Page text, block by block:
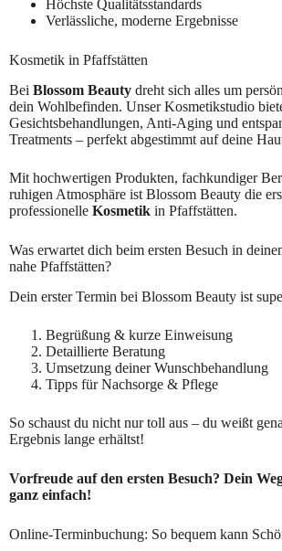
Höchste Qualitätsstandards
Verlässliche, moderne Ergebnisse
Kosmetik in Pfaffstätten
Bei Blossom Beauty dreht sich alles um
dein Wohlbefinden. Unser Kosmetikstudio
Gesichtsbehandlungen, Anti-Aging und
Treatments – perfekt abgestimmt auf deine
Mit hochwertigen Produkten, fachkundiger
ruhigen Atmosphäre ist Blossom Beauty die
professionelle Kosmetik in Pfaffstätten.
Was erwartet dich beim ersten Besuch in
nahe Pfaffstätten?
Dein erster Termin bei Blossom Beauty ist
Begrüßung & kurze Einweisung
Detaillierte Beratung
Umsetzung deiner Wunschbehandlung
Tipps für Nachsorge & Pflege
So schaust du nicht nur toll aus – du weißt
Ergebnis lange erhältst!
Vorfreude auf den ersten Besuch? Dein
ganz einfach!
Online-Terminbuchung: So bequem kann